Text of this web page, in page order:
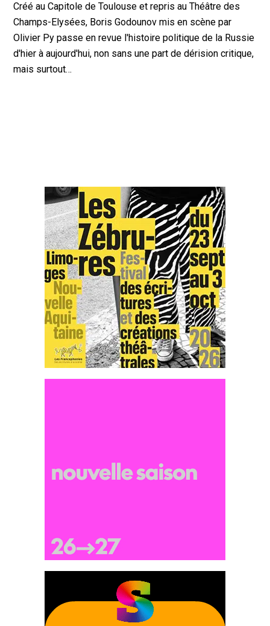
Créé au Capitole de Toulouse et repris au Théâtre des
Champs-Elysées, Boris Godounov mis en scène par
Olivier Py passe en revue l'histoire politique de la Russie
d'hier à aujourd'hui, non sans une part de dérision critique,
mais surtout…